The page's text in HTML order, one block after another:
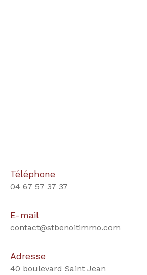
Téléphone
04 67 57 37 37
E-mail
contact@stbenoitimmo.com
Adresse
40 boulevard Saint Jean